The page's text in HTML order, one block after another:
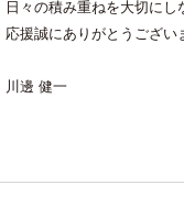
日々の積み重ねを大切に
応援誠にありがとうござい
川邊 健一